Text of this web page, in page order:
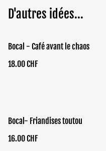
D'autres idées...
Bocal - Café avant le chaos
18.00 CHF
Bocal- Friandises toutou
16.00 CHF